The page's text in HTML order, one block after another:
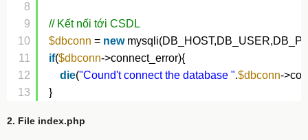
8
9
10
11
12
13
// Kết nối tới CSDL
$dbconn = new
if($dbconn->connect_error){
die("Cound't connect the database ".$dbconn-
}
2. File index.php